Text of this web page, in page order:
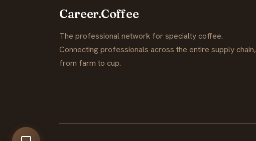
Career.Coffee
The professional network for specialty coffee.
Connecting professionals across the entire supply chain,
from farm to cup.